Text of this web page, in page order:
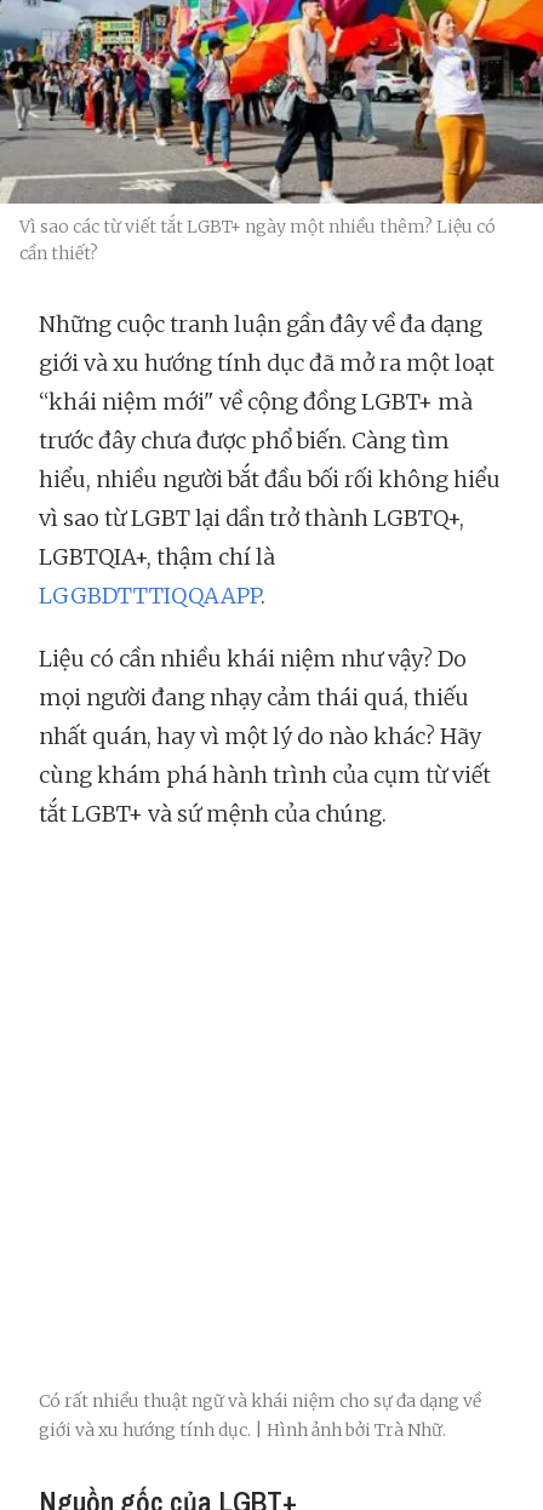
Vì sao các từ viết tắt LGBT+ ngày một nhiều thêm? Liệu có
cần thiết?
Những cuộc tranh luận gần đây về đa dạng
giới và xu hướng tính dục đã mở ra một loạt
“khái niệm mới" về cộng đồng LGBT+ mà
trước đây chưa được phổ biến. Càng tìm
hiểu, nhiều người bắt đầu bối rối không hiểu
vì sao từ LGBT lại dần trở thành LGBTQ+,
LGBTQIA+, thậm chí là
LGGBDTTTIQQAAPP.
Liệu có cần nhiều khái niệm như vậy? Do
mọi người đang nhạy cảm thái quá, thiếu
nhất quán, hay vì một lý do nào khác? Hãy
cùng khám phá hành trình của cụm từ viết
tắt LGBT+ và sứ mệnh của chúng.
Có rất nhiều thuật ngữ và khái niệm cho sự đa dạng về
giới và xu hướng tính dục. | Hình ảnh bởi Trà Nhữ.
Nguồn gốc của LGBT+